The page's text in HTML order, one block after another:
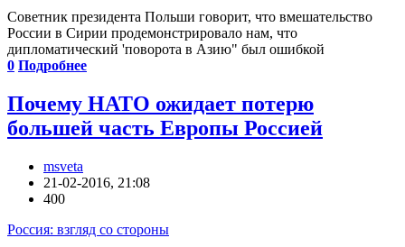
Советник президента Польши говорит, что вмешательство
России в Сирии продемонстрировало нам, что
дипломатический 'поворота в Азию" был ошибкой
0 Подробнее
Почему НАТО ожидает потерю
большей часть Европы Россией
msveta
21-02-2016, 21:08
400
Россия: взгляд со стороны